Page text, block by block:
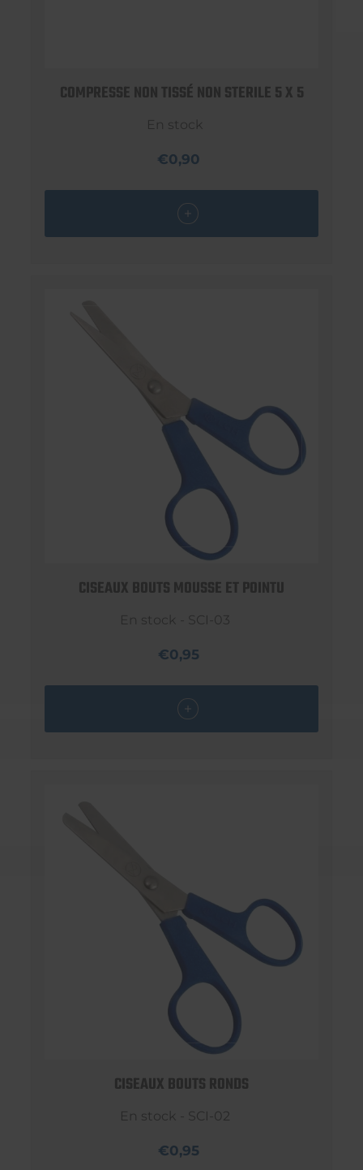
COMPRESSE NON TISSÉ NON STERILE 5 X 5
En stock
€0,90
CISEAUX BOUTS MOUSSE ET POINTU
En stock - SCI-03
€0,95
CISEAUX BOUTS RONDS
En stock - SCI-02
€0,95